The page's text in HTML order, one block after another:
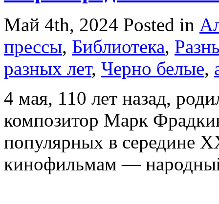
Май 4th, 2024 Posted in
прессы, Библиотека,
разных лет, Черно белые,
4 мая, 110 лет назад,
композитор Марк
популярных в середине
кинофильмам —